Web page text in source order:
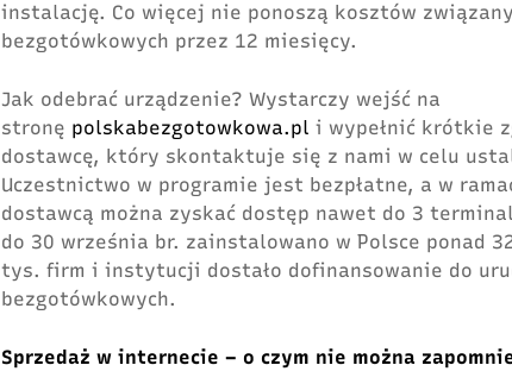
instalację. Co więcej nie ponoszą kosztów
bezgotówkowych przez 12 miesięcy.
Jak odebrać urządzenie? Wystarczy wejść na
stronę polskabezgotowkowa.pl i wypełnić krótkie
dostawcę, który skontaktuje się z nami w celu
Uczestnictwo w programie jest bezpłatne, a w
dostawcą można zyskać dostęp nawet do 3
do 30 września br. zainstalowano w Polsce ponad
tys. firm i instytucji dostało dofinansowanie do
bezgotówkowych.
Sprzedaż w internecie – o czym nie można